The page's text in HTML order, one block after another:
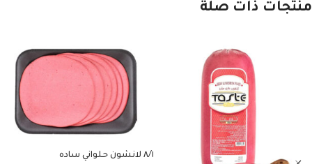
منتجات ذات صلة
٨/١ لانشون حلواني ساده